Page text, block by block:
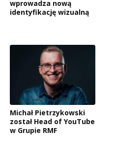
wprowadza nową
identyfikację wizualną
Michał Pietrzykowski
został Head of YouTube
w Grupie RMF